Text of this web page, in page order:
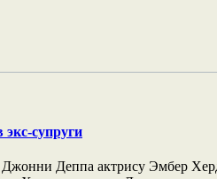
супруги
Деппа актрису Эмбер Херд